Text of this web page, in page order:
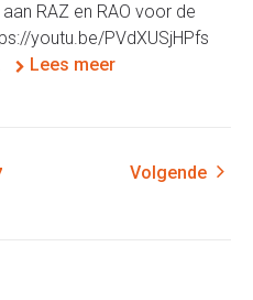
RAZ en RAO voor de
youtu.be/PVdXUSjHPfs
Lees meer
Volgende